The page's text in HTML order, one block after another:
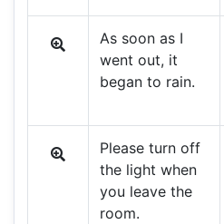
As soon as I
went out, it
began to rain.
Please turn off
the light when
you leave the
room.